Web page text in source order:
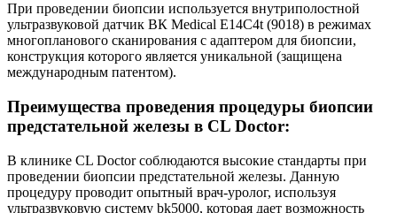
При проведении биопсии используется внутриполостной
ультразвуковой датчик ВК Medical E14C4t (9018) в режимах
многопланового сканирования с адаптером для биопсии,
конструкция которого является уникальной (защищена
международным патентом).
Преимущества проведения процедуры биопсии
предстательной железы в CL Doctor:
В клинике CL Doctor соблюдаются высокие стандарты при
проведении биопсии предстательной железы. Данную
процедуру проводит опытный врач-уролог, используя
ультразвуковую систему bk5000, которая дает возможность